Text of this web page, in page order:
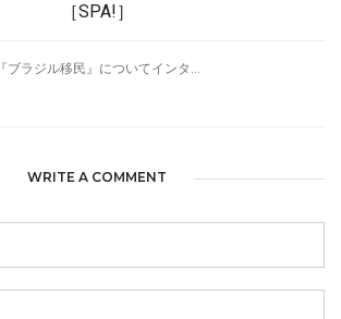
［SPA!］
『ブラジル移民』についてインタ...
WRITE A COMMENT